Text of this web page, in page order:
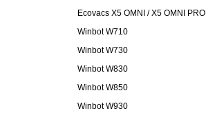
Ecovacs X5 OMNI / X5 OMNI PRO
Winbot W710
Winbot W730
Winbot W830
Winbot W850
Winbot W930